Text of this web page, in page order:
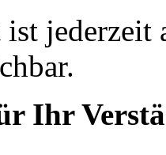
jederzeit
Ihr